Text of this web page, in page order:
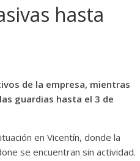
hasta
de la empresa, mientras
guardias hasta el 3 de
en Vicentín, donde la
se encuentran sin actividad.